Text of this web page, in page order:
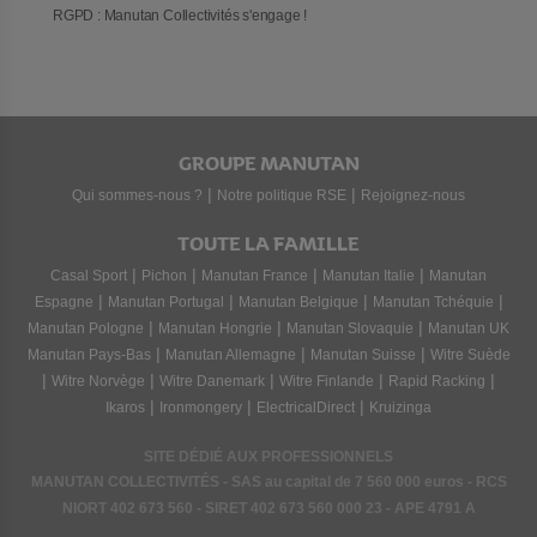
RGPD : Manutan Collectivités s'engage !
GROUPE MANUTAN
Qui sommes-nous ? | Notre politique RSE | Rejoignez-nous
TOUTE LA FAMILLE
Casal Sport | Pichon | Manutan France | Manutan Italie | Manutan
Espagne | Manutan Portugal | Manutan Belgique | Manutan Tchéquie |
Manutan Pologne | Manutan Hongrie | Manutan Slovaquie | Manutan UK
Manutan Pays-Bas | Manutan Allemagne | Manutan Suisse | Witre Suède
| Witre Norvège | Witre Danemark | Witre Finlande | Rapid Racking |
Ikaros | Ironmongery | ElectricalDirect | Kruizinga
SITE DÉDIÉ AUX PROFESSIONNELS
MANUTAN COLLECTIVITÉS - SAS au capital de 7 560 000 euros - RCS
NIORT 402 673 560 - SIRET 402 673 560 000 23 - APE 4791 A